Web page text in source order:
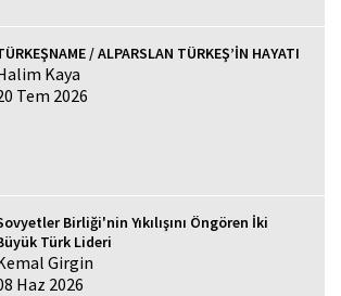
/ ALPARSLAN TÜRKEŞ’İN HAYATI
Kaya
Tem 2026
Birliği'nin Yıkılışını Öngören İki
Türk Lideri
Girgin
Haz 2026